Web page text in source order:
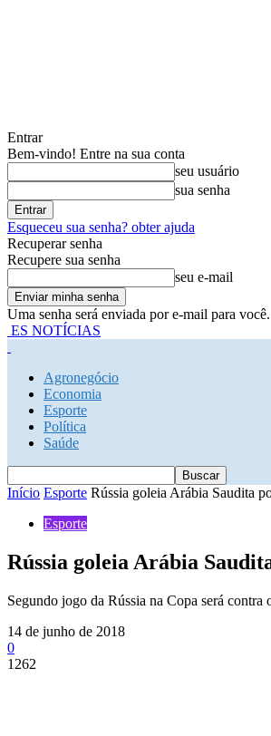
Entrar
Bem-vindo! Entre na sua conta
seu usuário
sua senha
Esqueceu sua senha? obter ajuda
Recuperar senha
Recupere sua senha
seu e-mail
Uma senha será enviada por e-mail para você.
ES NOTÍCIAS
Agronegócio
Economia
Esporte
Política
Saúde
Início Esporte Rússia goleia Arábia Saudita
Esporte
Rússia goleia Arábia
Segundo jogo da Rússia na Copa será contra
14 de junho de 2018
0
1262